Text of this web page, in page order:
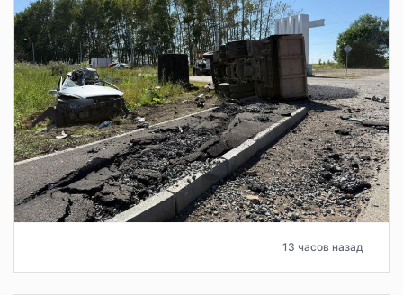
13 часов назад